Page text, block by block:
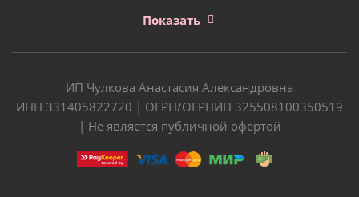
Показать
ИП Чулкова Анастасия Александровна
ИНН 331405822720 | ОГРН/ОГРНИП 325508100350519
| Не является публичной офертой